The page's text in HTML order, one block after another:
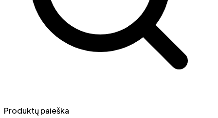
Produktų paieška